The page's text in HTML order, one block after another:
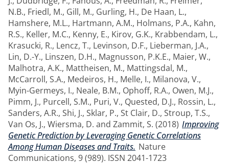
N.B., Friedl, M., Gill, M., Gurling, H., De Haan, L.,
Hamshere, M.L., Hartmann, A.M., Holmans, P.A., Kahn,
R.S., Keller, M.C., Kenny, E., Kirov, G.K., Krabbendam, L.,
Krasucki, R., Lencz, T., Levinson, D.F., Lieberman, J.A.,
Lin, D.-Y., Linszen, D.H., Magnusson, P.K.E., Maier, W.,
Malhotra, A.K., Mattheisen, M., Mattingsdal, M.,
McCarroll, S.A., Medeiros, H., Melle, I., Milanova, V.,
Myin-Germeys, I., Neale, B.M., Ophoff, R.A., Owen, M.J.,
Pimm, J., Purcell, S.M., Puri, V., Quested, D.J., Rossin, L.,
Sanders, A.R., Shi, J., Sklar, P., St Clair, D., Stroup, T.S.,
Van Os, J., Wiersma, D. and Zammit, S. (2018) Improving
Genetic Prediction by Leveraging Genetic Correlations
Among Human Diseases and Traits. Nature
Communications, 9 (989). ISSN 2041-1723